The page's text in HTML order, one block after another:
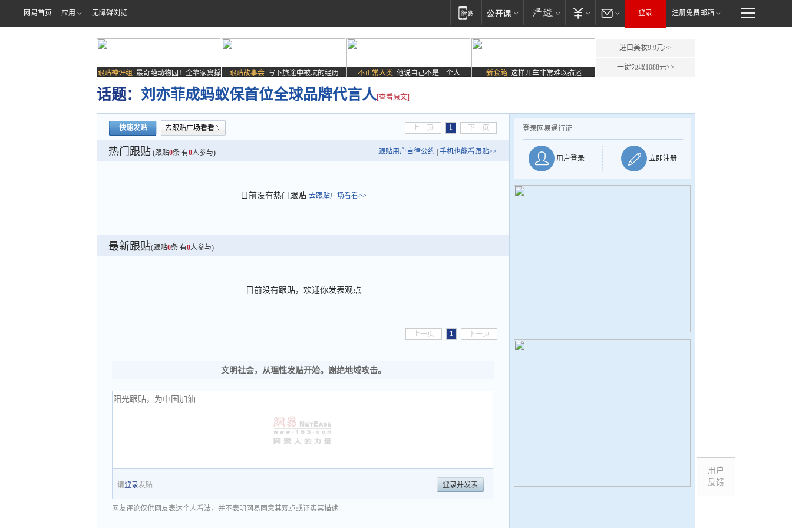
网易首页 应用 无障碍浏览 登录 注册免费邮箱
跟贴神评组: 最奇葩动物园！全靠家禽撑
场子
跟贴故事会: 写下旅途中被坑的经历 不正常人类: 他说自己不是一个人 新套路: 这样开车非常难以描述
进口美妆9.9元>>
一键领取1088元>>
话题： 刘亦菲成蚂蚁保首位全球品牌代言人[查看原文]
快速发贴 去跟贴广场看看 上一页 1 下一页
热门跟贴 (跟贴0条 有0人参与) 跟贴用户自律公约 手机也能看跟贴>>
目前没有热门跟贴 去跟贴广场看看>>
最新跟贴(跟贴0条 有0人参与)
目前没有跟贴，欢迎你发表观点
上一页 1 下一页
文明社会，从理性发贴开始。谢绝地域攻击。
请登录发贴 登录并发表
网友评论仅供网友表达个人看法，并不表明网易同意其观点或证实其描述
登录网易通行证
用户登录 立即注册
用户
反馈